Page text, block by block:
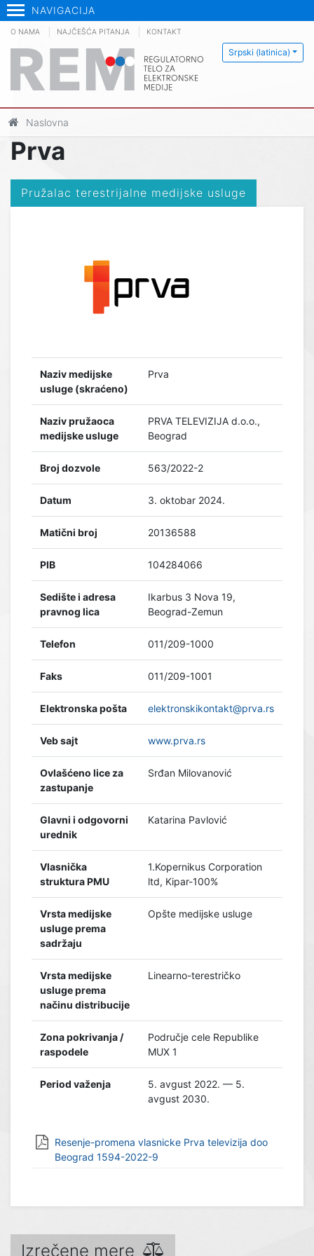
NAVIGACIJA
Srpski (latinica)
O NAMA NAJČEŠĆA PITANJA KONTAKT
Naslovna
Prva
Pružalac terestrijalne medijske usluge
Naziv medijske
usluge (skraćeno)
Prva
Naziv pružaoca
medijske usluge
PRVA TELEVIZIJA d.o.o.,
Beograd
Broj dozvole 563/2022-2
Datum 3. oktobar 2024.
Matični broj 20136588
PIB 104284066
Sedište i adresa
pravnog lica
Ikarbus 3 Nova 19,
Beograd-Zemun
Telefon 011/209-1000
Faks 011/209-1001
Elektronska pošta elektronskikontakt@prva.rs
Veb sajt www.prva.rs
Ovlašćeno lice za
zastupanje
Srđan Milovanović
Glavni i odgovorni
urednik
Katarina Pavlović
Vlasnička
struktura PMU
1.Kopernikus Corporation
ltd, Kipar-100%
Vrsta medijske
usluge prema
sadržaju
Opšte medijske usluge
Vrsta medijske
usluge prema
načinu distribucije
Linearno-terestričko
Zona pokrivanja /
raspodele
Područje cele Republike
MUX 1
Period važenja
5. avgust 2022. — 5.
avgust 2030.
Resenje-promena vlasnicke Prva televizija doo
Beograd 1594-2022-9
Izrečene mere